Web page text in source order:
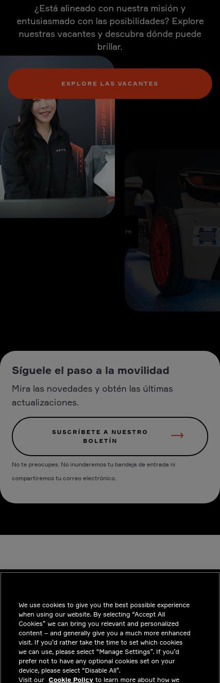
¿Está alineado con nuestra misión y
entusiasmado con las posibilidades? Explore
nuestras vacantes y descubra dónde puede
brillar.
EXPLORE LAS VACANTES
Síguele el paso a la movilidad
Mira las novedades y obtén las últimas
actualizaciones.
SUSCRÍBETE A NUESTRO
BOLETÍN
No te preocupes. No inundaremos tu bandeja de entrada ni
compartiremos tu correo electrónico.
INDUSTRIES
TENDENCIAS
SOLUCIONES
CARRERAS
INVERSIONISTAS
We use cookies to give you the best possible experience
when using our website. By selecting “Accept All
Cookies” we can bring you relevant and personalized
content – and generally give you a much more enhanced
visit. If you’d rather take the time to set which cookies
we can use, please select “Manage Settings”. If you’d
prefer not to have any optional cookies set on your
device, please select “Disable All”.
Visit our Cookie Policy to learn more about how we